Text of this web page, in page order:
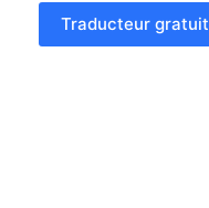
Traducteur gratuit